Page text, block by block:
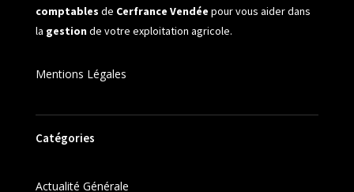
comptables de Cerfrance Vendée pour vous aider dans
la gestionde votre exploitation agricole.
Mentions Légales
Catégories
Actualité Générale